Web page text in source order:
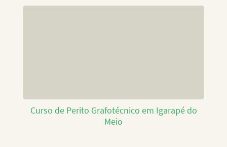
Curso de Perito Grafotécnico em Igarapé do
Meio